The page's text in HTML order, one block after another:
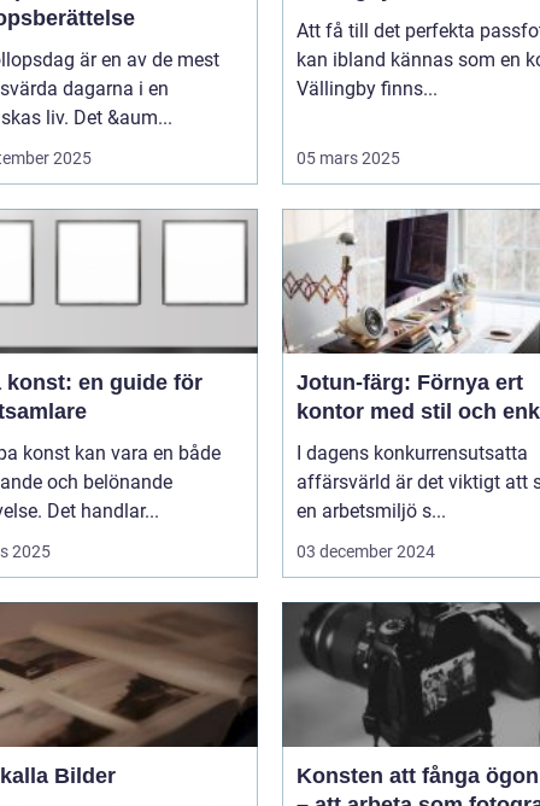
är en av de mest
dagarna i en
liv. Det &aum...
2025
Att få till det perfekta
kan ibland kännas som en
Vällingby finns...
05 mars 2025
konst: en guide för
konst kan vara en både
och belönande
Det handlar...
2025
Jotun-färg: Förnya ert
kontor med stil och
I dagens konkurrensutsatta
affärsvärld är det viktigt att
en arbetsmiljö s...
03 december 2024
Bilder
Konsten att fånga